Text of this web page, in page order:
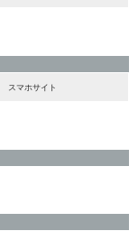
スマホサイト